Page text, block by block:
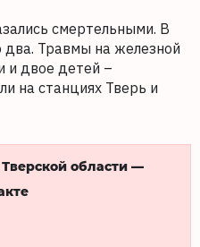
смертельными. В
два. Травмы на железной
и двое детей –
на станциях Тверь и
области —